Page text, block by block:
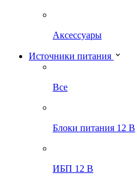
Аксессуары
Источники питания
Все
Блоки питания 12 В
ИБП 12 В